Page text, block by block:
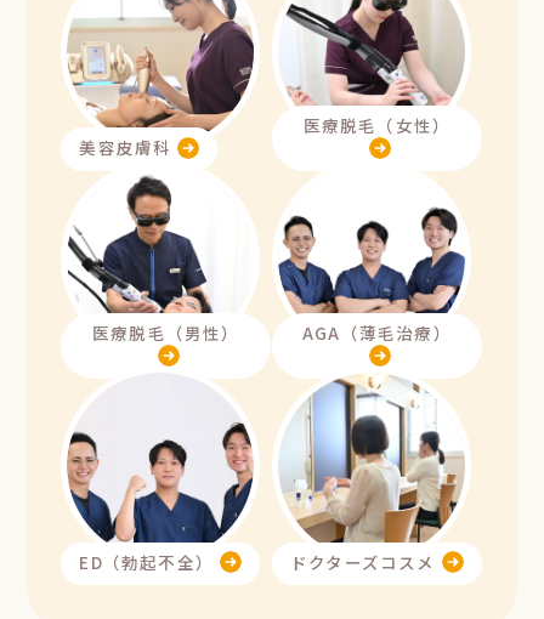
美容皮膚科
医療脱毛（女性）
医療脱毛（男性） AGA（薄毛治療）
ED（勃起不全） ドクターズコスメ